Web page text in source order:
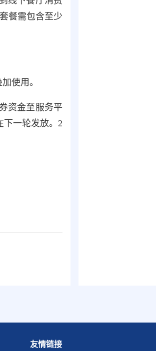
餐需包含至少
使用。
资金至服务平
下一轮发放。2
友情链接